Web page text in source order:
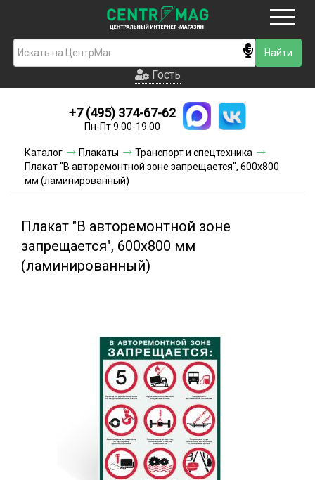
Гость
Новинки
Условия доставки
Условия оплаты
Акции и скидки
Гость
+7 (495) 374-67-62
Пн-Пт 9:00-19:00
Каталог Плакаты
Транспорт и спецтехника
Плакат "В авторемонтной зоне запрещается", 600х800
мм (ламинированный)
Плакат "В авторемонтной зоне
запрещается", 600х800 мм
(ламинированный)